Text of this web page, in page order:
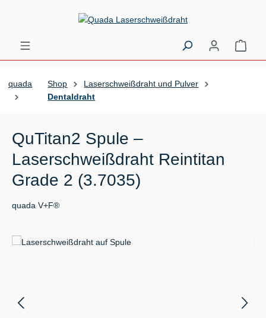
Zum Hauptinhalt springen
quada Shop
Laserschweißdraht und Pulver
Dentaldraht
QuTitan2 Spule –
Laserschweißdraht Reintitan
Grade 2 (3.7035)
quada V+F®
Bildergalerie überspringen